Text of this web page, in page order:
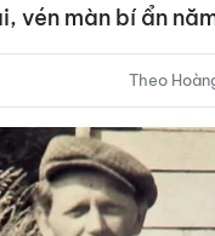
vén màn bí ẩn
Theo